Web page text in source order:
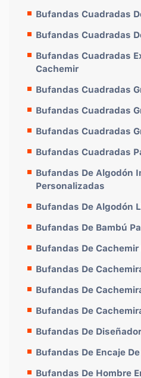
Bufandas Cuadradas
Bufandas Cuadradas
Bufandas Cuadradas
Cachemir
Bufandas Cuadradas
Bufandas Cuadradas
Bufandas Cuadradas
Bufandas Cuadradas
Bufandas De Algodón
Personalizadas
Bufandas De Algodón
Bufandas De Bambú
Bufandas De
Bufandas De
Bufandas De
Bufandas De
Bufandas De Diseñador
Bufandas De Encaje
Bufandas De Hombre